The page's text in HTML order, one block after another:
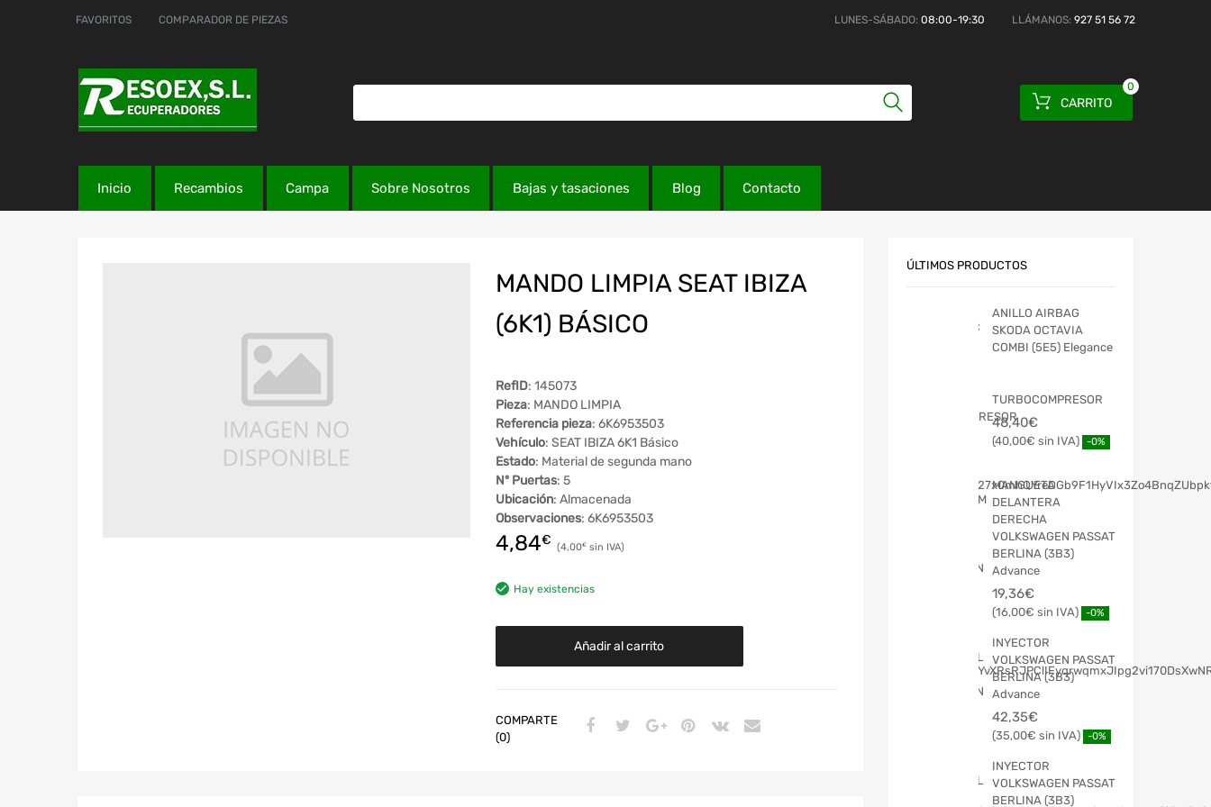
FAVORITOS COMPARADOR DE PIEZAS LUNES-SÁBADO: 08:00-19:30 LLÁMANOS: 927 51 56 72
CARRITO
0
Inicio Recambios Campa Sobre Nosotros Bajas y tasaciones Blog Contacto
MANDO LIMPIA SEAT IBIZA
(6K1) BÁSICO
RefID: 145073
Pieza: MANDO LIMPIA
Referencia pieza: 6K6953503
Vehículo: SEAT IBIZA 6K1 Básico
Estado: Material de segunda mano
Nº Puertas: 5
Ubicación: Almacenada
Observaciones: 6K6953503
4,84€ 4,00€
Hay existencias
Añadir al carrito
COMPARTE
(0)
ÚLTIMOS PRODUCTOS
ANILLO AIRBAG
SKODA OCTAVIA
COMBI (5E5) Elegance
TURBOCOMPRESOR
48,40€
40,00€ -0%
MANGUETA
DELANTERA
DERECHA
VOLKSWAGEN PASSAT
BERLINA (3B3)
Advance
19,36€
16,00€ -0%
INYECTOR
VOLKSWAGEN PASSAT
BERLINA (3B3)
Advance
42,35€
35,00€ -0%
INYECTOR
VOLKSWAGEN PASSAT
BERLINA (3B3)